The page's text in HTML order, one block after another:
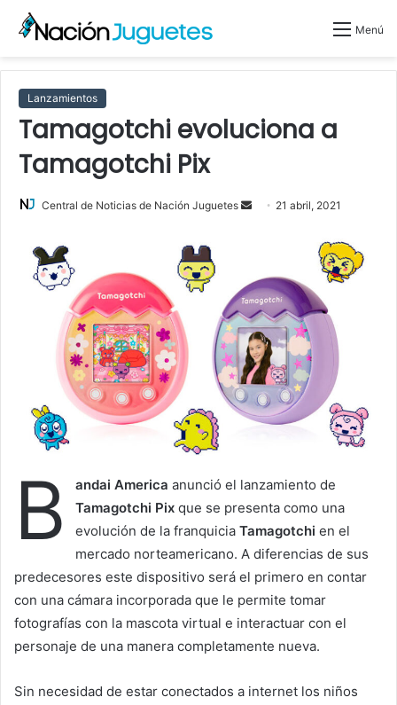
Menú
Lanzamientos
Tamagotchi evoluciona a
Tamagotchi Pix
Central de Noticias de Nación Juguetes
a
n
e
m
a
l
21 abril, 2021
B andai America anunció el lanzamiento de
Tamagotchi Pix que se presenta como una
evolución de la franquicia Tamagotchi en el
mercado norteamericano. A diferencias de sus
predecesores este dispositivo será el primero en contar
con una cámara incorporada que le permite tomar
fotografías con la mascota virtual e interactuar con el
personaje de una manera completamente nueva.
Sin necesidad de estar conectados a internet los niños